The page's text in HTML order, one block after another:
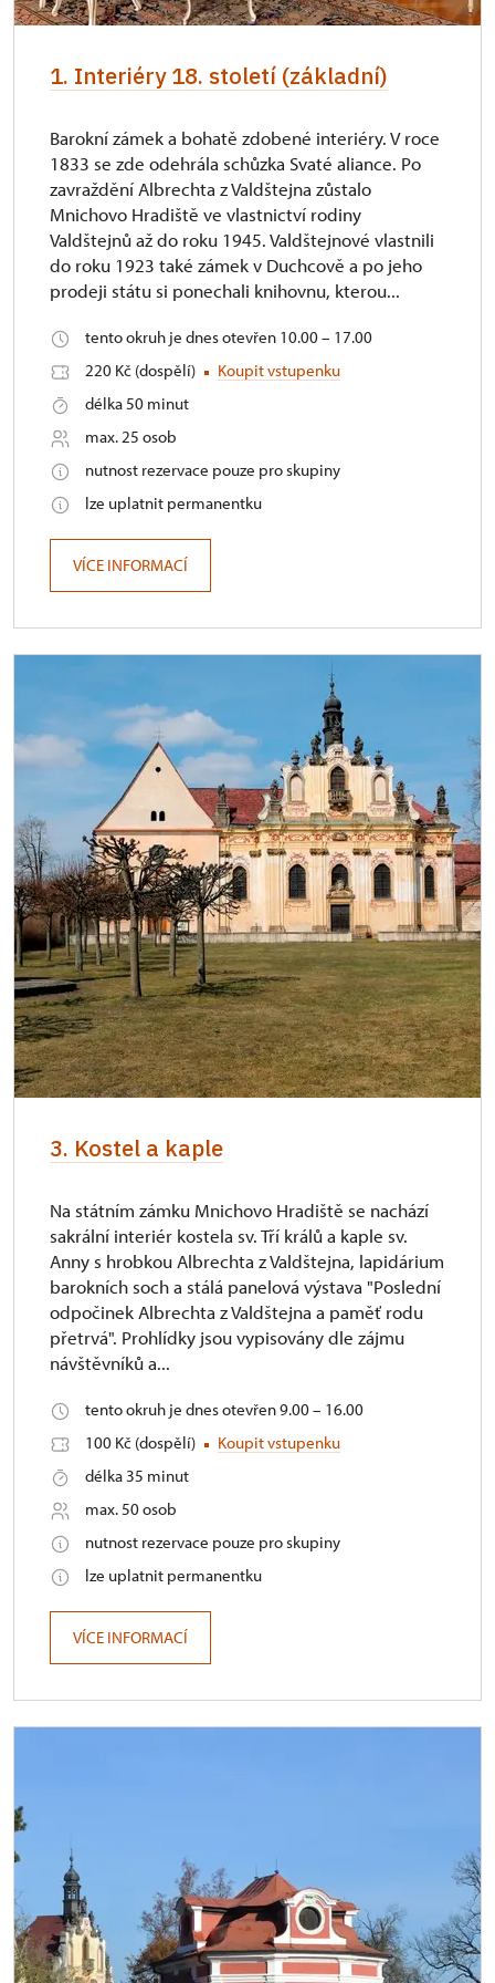
1. Interiéry 18. století (základní)
Barokní zámek a bohatě zdobené interiéry. V roce
1833 se zde odehrála schůzka Svaté aliance. Po
zavraždění Albrechta z Valdštejna zůstalo
Mnichovo Hradiště ve vlastnictví rodiny
Valdštejnů až do roku 1945. Valdštejnové vlastnili
do roku 1923 také zámek v Duchcově a po jeho
prodeji státu si ponechali knihovnu, kterou...
tento okruh je dnes otevřen 10.00 – 17.00
220 Kč (dospělí)
Koupit vstupenku
délka 50 minut
max. 25 osob
nutnost rezervace pouze pro skupiny
lze uplatnit permanentku
VÍCE INFORMACÍ
3. Kostel a kaple
Na státním zámku Mnichovo Hradiště se nachází
sakrální interiér kostela sv. Tří králů a kaple sv.
Anny s hrobkou Albrechta z Valdštejna, lapidárium
barokních soch a stálá panelová výstava "Poslední
odpočinek Albrechta z Valdštejna a paměť rodu
přetrvá". Prohlídky jsou vypisovány dle zájmu
návštěvníků a...
tento okruh je dnes otevřen 9.00 – 16.00
100 Kč (dospělí)
Koupit vstupenku
délka 35 minut
max. 50 osob
nutnost rezervace pouze pro skupiny
lze uplatnit permanentku
VÍCE INFORMACÍ